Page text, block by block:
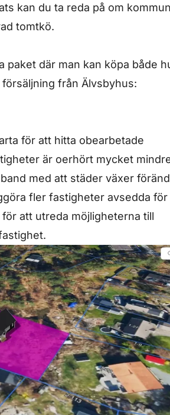
kan du ta reda på om
tomtkö.
paket där man kan köpa både
från Älvsbyhus:
för att hitta obearbetade
är oerhört mycket
med att städer växer
fler fastigheter avsedda för
att utreda möjligheterna till